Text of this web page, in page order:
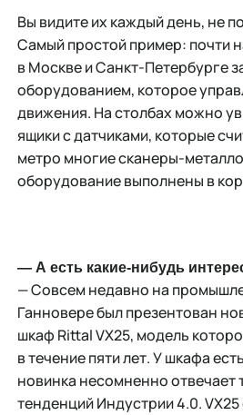
Вы видите их каждый день, не
Самый простой пример: почти
в Москве и Санкт-Петербурге
оборудованием, которое
движения. На столбах можно
ящики с датчиками, которые
метро многие сканеры-
оборудование выполнены в
— А есть какие-нибудь
— Совсем недавно на
Ганновере был презентован
шкаф Rittal VX25, модель
в течение пяти лет. У шкафа
новинка несомненно отвечает
тенденций Индустрии 4.0.